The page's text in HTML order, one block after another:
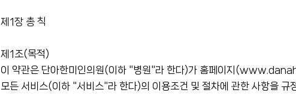
제1장 총 칙
제1조(목적)
이 약관은 단아한미인의원(이하 "병원"라 한다)가 홈페이지
모든 서비스(이하 "서비스"라 한다)의 이용조건 및 절차에 관한 사항을 규